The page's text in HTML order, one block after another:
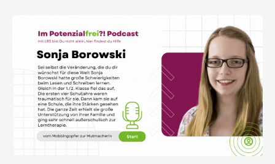
Borowski
vom
Mobbingopfer
zur
Mutmacherin